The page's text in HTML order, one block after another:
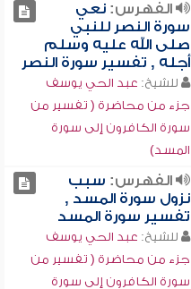
الفهرس:نعي
سورة النصر للنبي
صلى الله عليه وسلم
أجله , تفسير سورة النصر
للشيخ: عبد الحي يوسف
جزء من محاضرة ( تفسير من
سورة الكافرون إلى سورة
المسد)
الفهرس: سبب
نزول سورة المسد ,
تفسير سورة المسد
للشيخ: عبد الحي يوسف
جزء من محاضرة ( تفسير من
سورة الكافرون إلى سورة